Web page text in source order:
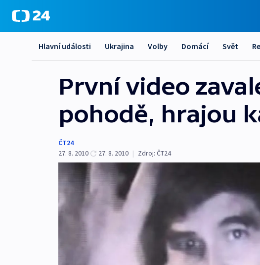
Hlavní události Ukrajina Volby Domácí Svět
První video
pohodě, hrajou
ČT24
27. 8. 2010
27. 8. 2010 | Zdroj: ČT24